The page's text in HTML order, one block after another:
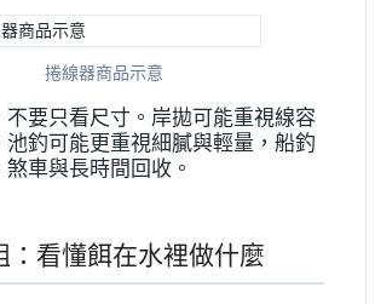
捲線器商品示意
不要只看尺寸。岸拋可能重視線容
池釣可能更重視細膩與輕量，船釣
車與長時間回收。
：看懂餌在水裡做什麼